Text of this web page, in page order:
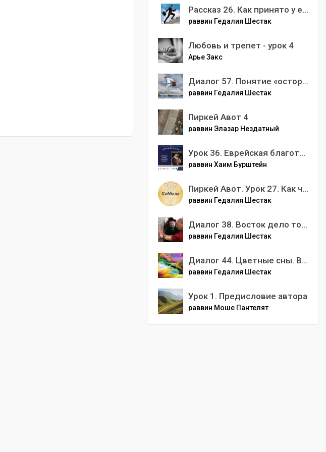
Рассказ 26. Как принято у евреев делать карьеру . Все тайны и секреты еврейского карьеризма .
раввин Гедалия Шестак
Любовь и трепет - урок 4
Арье Закс
Диалог 57. Понятие «осторожность». Еврейское определение. Практические советы.
раввин Гедалия Шестак
Пиркей Авот 4
раввин Элазар Нездатный
Урок 36. Еврейская благотворительность
раввин Хаим Бурштейн
Пиркей Авот. Урок 27. Как чистый воздух способствует забыванию каббалы ?
раввин Гедалия Шестак
Диалог 38. Восток дело тонкое. Иудаизм и восточные учения.
раввин Гедалия Шестак
Диалог 44. Цветные сны. Все о сновидениях и толковании их.
раввин Гедалия Шестак
Урок 1. Предисловие автора
раввин Моше Пантелят